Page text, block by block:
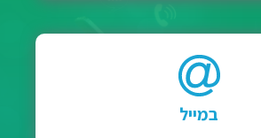
במייל